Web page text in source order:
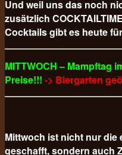
Und weil uns das noch
zusätzlich
Cocktails gibt es heute
MITTWOCH – Mampftag
Preise!!! -> Biergarten
Mittwoch ist nicht nur die
geschafft, sondern auch